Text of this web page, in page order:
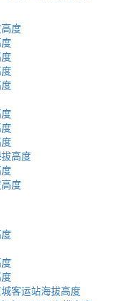
度
高度
度
客运站海拔高度